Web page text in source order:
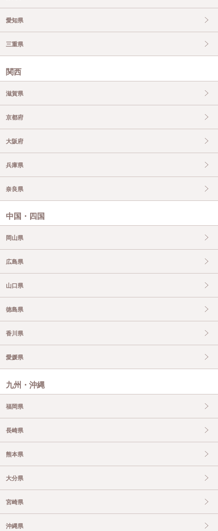
愛知県
三重県
関西
滋賀県
京都府
大阪府
兵庫県
奈良県
中国・四国
岡山県
広島県
山口県
徳島県
香川県
愛媛県
九州・沖縄
福岡県
長崎県
熊本県
大分県
宮崎県
沖縄県